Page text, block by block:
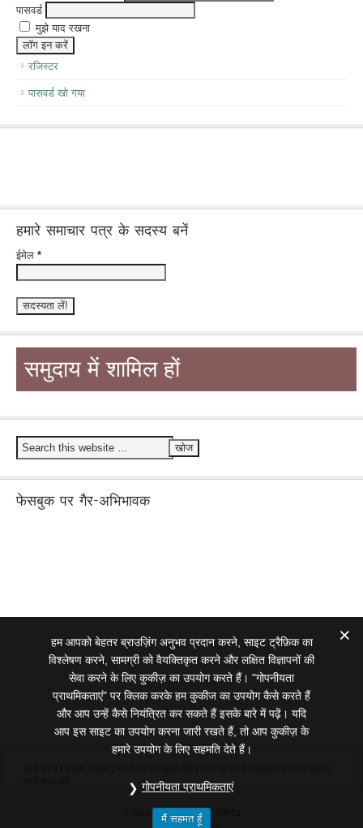
पासवर्ड
मुझे याद रखना
रजिस्टर
पासवर्ड खो गया
हमारे समाचार पत्र के सदस्य बनें
ईमेल *
समुदाय में शामिल हों
फेसबुक पर गैर-अभिभावक
© 2019 NONPARENTS लिमिटेड
हम आपको बेहतर ब्राउज़िंग अनुभव प्रदान करने, साइट ट्रैफ़िक का
विश्लेषण करने, सामग्री को वैयक्तिकृत करने और लक्षित विज्ञापनों की
सेवा करने के लिए कुकीज़ का उपयोग करते हैं। "गोपनीयता
प्राथमिकताएं" पर क्लिक करके हम कुकीज का उपयोग कैसे करते हैं
और आप उन्हें कैसे नियंत्रित कर सकते हैं इसके बारे में पढ़ें। यदि
आप इस साइट का उपयोग करना जारी रखते हैं, तो आप कुकीज़ के
हमारे उपयोग के लिए सहमति देते हैं।
गोपनीयता प्राथमिकताएं
मैं सहमत हूँ